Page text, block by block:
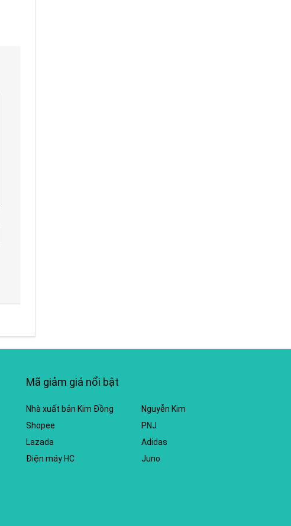
Mã giảm giá nổi bật
Nhà xuất bản Kim Đồng
Shopee
Lazada
Điện máy HC
Nguyễn Kim
PNJ
Adidas
Juno